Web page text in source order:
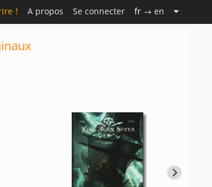
! A propos Se connecter fr → en